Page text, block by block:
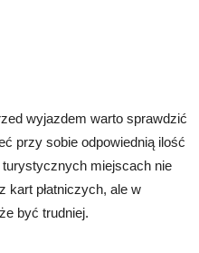
wyjazdem warto sprawdzić
przy sobie odpowiednią ilość
miejscach nie
kart płatniczych, ale w
być trudniej.